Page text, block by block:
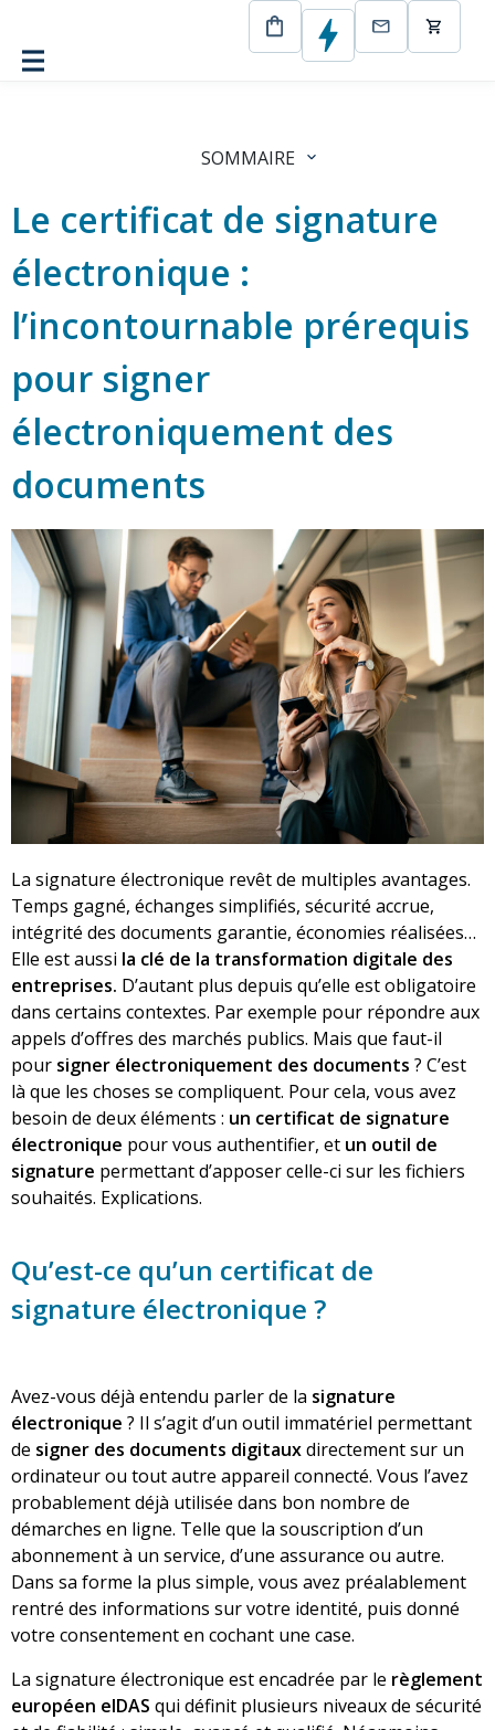
Le certificat de signature électronique
SOMMAIRE
Le certificat de signature
électronique :
l’incontournable prérequis
pour signer
électroniquement des
documents
La signature électronique revêt de multiples avantages.
Temps gagné, échanges simplifiés, sécurité accrue,
intégrité des documents garantie, économies réalisées…
Elle est aussi la clé de la transformation digitale des
entreprises. D’autant plus depuis qu’elle est obligatoire
dans certains contextes. Par exemple pour répondre aux
appels d’offres des marchés publics. Mais que faut-il
pour signer électroniquement des documents ? C’est
là que les choses se compliquent. Pour cela, vous avez
besoin de deux éléments : un certificat de signature
électronique pour vous authentifier, et un outil de
signature permettant d’apposer celle-ci sur les fichiers
souhaités. Explications.
Qu’est-ce qu’un certificat de
signature électronique ?
Avez-vous déjà entendu parler de la signature
électronique ? Il s’agit d’un outil immatériel permettant
de signer des documents digitauxdirectement sur un
ordinateur ou tout autre appareil connecté. Vous l’avez
probablement déjà utilisée dans bon nombre de
démarches en ligne. Telle que la souscription d’un
abonnement à un service, d’une assurance ou autre.
Dans sa forme la plus simple, vous avez préalablement
rentré des informations sur votre identité, puis donné
votre consentement en cochant une case.
La signature électronique est encadrée par le règlement
européen eIDAS qui définit plusieurs niveaux de sécurité